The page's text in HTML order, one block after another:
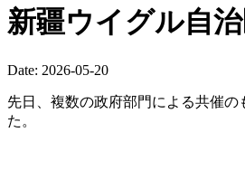
新疆ウイグル自
Date: 2026-05-20
先日、複数の政府部門による共催
た。